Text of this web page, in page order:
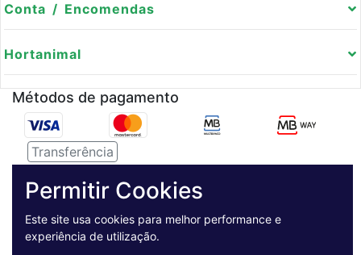
Conta / Encomendas
Hortanimal
Métodos de pagamento
Transferência
Pagamento Seguro
Permitir Cookies
Este site usa cookies para melhor performance e
experiência de utilização.